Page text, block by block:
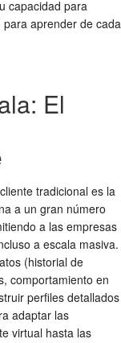
capacidad para
aprender de cada
El
tradicional es la
a un gran número
a las empresas
a escala masiva.
(historial de
comportamiento en
perfiles detallados
adaptar las
virtual hasta las